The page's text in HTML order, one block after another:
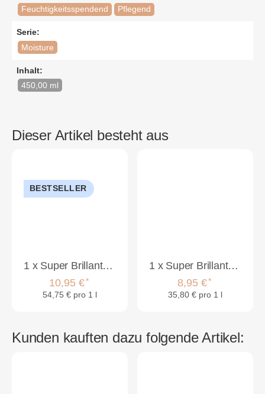
Feuchtigkeitsspendend Pflegend
Serie:
Moisture
Inhalt:
450,00 ml
Dieser Artikel besteht aus
BESTSELLER
1 x Super Brillant Care Moisture Maske 200ml
10,95 €*
54,75 € pro 1 l
1 x Super Brillant Care Moisture Shampoo 250ml
8,95 €*
35,80 € pro 1 l
Kunden kauften dazu folgende Artikel: